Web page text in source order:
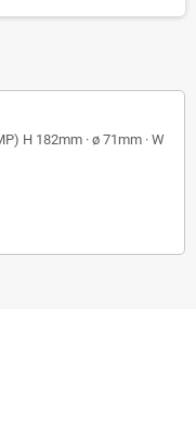
H 182mm · ø 71mm · W